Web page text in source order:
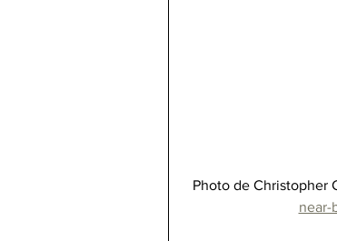
Photo de Christopher
near-